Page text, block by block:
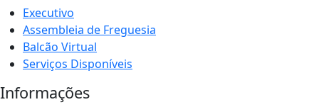
Executivo
Assembleia de Freguesia
Balcão Virtual
Serviços Disponíveis
Informações